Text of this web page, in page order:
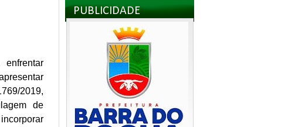
2019,
de
PUBLICIDADE